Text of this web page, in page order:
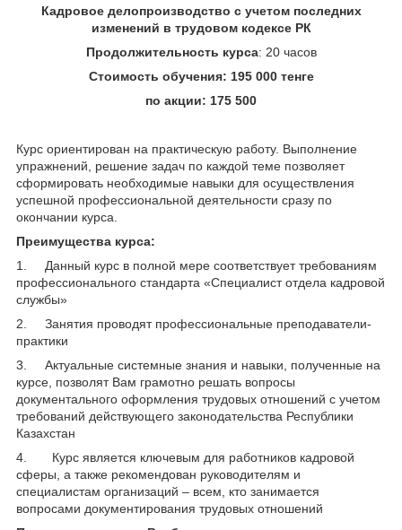
Кадровое делопроизводство с учетом последних
изменений в трудовом кодексе РК
Продолжительность курса: 20 часов
Стоимость обучения: 195 000 тенге
по акции: 175 500
Курс ориентирован на практическую работу. Выполнение
упражнений, решение задач по каждой теме позволяет
сформировать необходимые навыки для осуществления
успешной профессиональной деятельности сразу по
окончании курса.
Преимущества курса:
1. Данный курс в полной мере соответствует требованиям
профессионального стандарта «Специалист отдела кадровой
службы»
2. Занятия проводят профессиональные преподаватели-
практики
3. Актуальные системные знания и навыки, полученные на
курсе, позволят Вам грамотно решать вопросы
документального оформления трудовых отношений с учетом
требований действующего законодательства Республики
Казахстан
4. Курс является ключевым для работников кадровой
сферы, а также рекомендован руководителям и
специалистам организаций – всем, кто занимается
вопросами документирования трудовых отношений